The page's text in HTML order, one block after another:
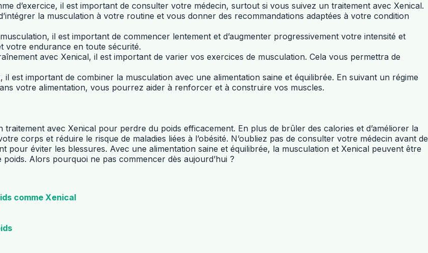
d’exercice, il est important de consulter votre médecin, surtout si vous suivez un traitement avec Xenical.
la musculation à votre routine et vous donner des recommandations adaptées à votre condition
il est important de commencer lentement et d’augmenter progressivement votre intensité et
votre endurance en toute sécurité.
avec Xenical, il est important de varier vos exercices de musculation. Cela vous permettra de
il est important de combiner la musculation avec une alimentation saine et équilibrée. En suivant un régime
votre alimentation, vous pourrez aider à renforcer et à construire vos muscles.
avec Xenical pour perdre du poids efficacement. En plus de brûler des calories et d’améliorer la
corps et réduire le risque de maladies liées à l’obésité. N’oubliez pas de consulter votre médecin avant de
pour éviter les blessures. Avec une alimentation saine et équilibrée, la musculation et Xenical peuvent être
Alors pourquoi ne pas commencer dès aujourd’hui ?
comme Xenical